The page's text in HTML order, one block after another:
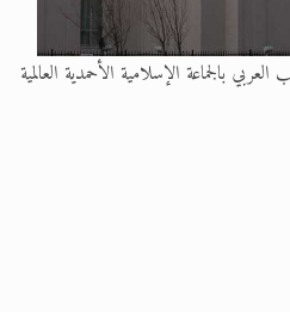
بالجماعة الإسلامية الأحمدية العالمية